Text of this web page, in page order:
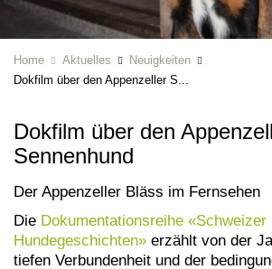
Home Aktuelles
Neuigkeiten
Dokfilm über den Appenzeller S...
Dokfilm über den
Sennenhund
Der Appenzeller Bläss im Fernsehen
Die Dokumentationsreihe «Schweizer
Hundegeschichten» erzählt von der
tiefen Verbundenheit und der